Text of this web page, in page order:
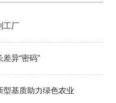
工厂
异“密码”
型基质助力绿色农业